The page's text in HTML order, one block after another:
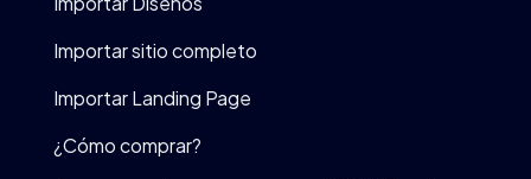
Importar sitio completo
Importar Landing Page
¿Cómo comprar?